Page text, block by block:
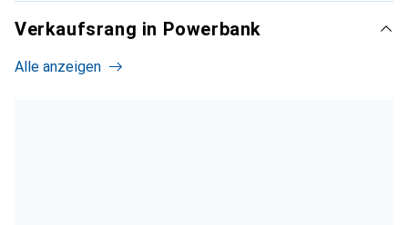
Verkaufsrang in Powerbank
Alle anzeigen